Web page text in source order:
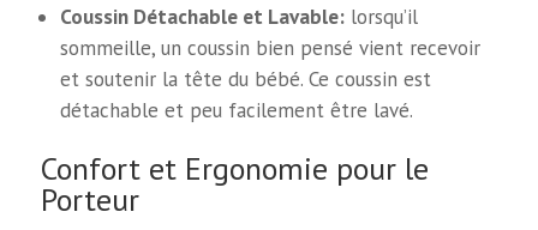
Coussin Détachable et Lavable: lorsqu’il
sommeille, un coussin bien pensé vient recevoir
et soutenir la tête du bébé. Ce coussin est
détachable et peu facilement être lavé.
Confort et Ergonomie pour le
Porteur